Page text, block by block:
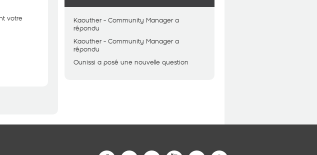
votre
Kaouther - Community Manager a
répondu
Kaouther - Community Manager a
répondu
Ounissi a posé une nouvelle question